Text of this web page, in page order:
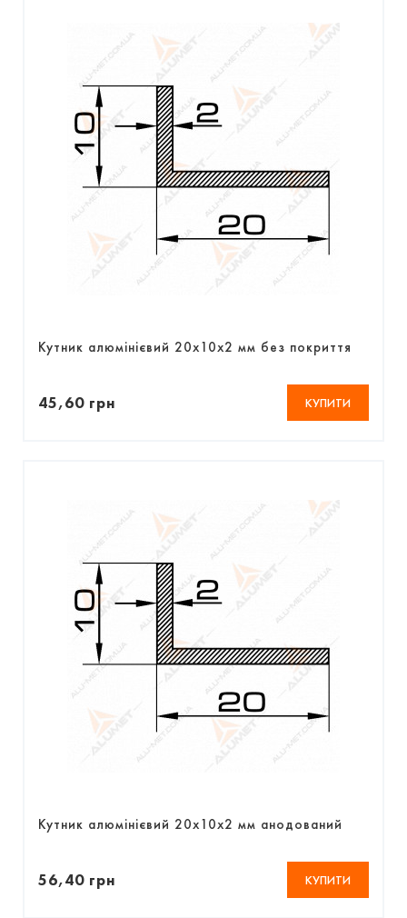
Кутник алюмінієвий 20х10х2 мм без покриття
45,60 грн КУПИТИ
Кутник алюмінієвий 20х10х2 мм анодований
56,40 грн КУПИТИ